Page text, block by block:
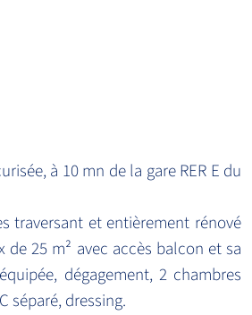
à 10 mn de la gare RER E du
traversant et entièrement rénové
25 m² avec accès balcon et sa
dégagement, 2 chambres
séparé, dressing.